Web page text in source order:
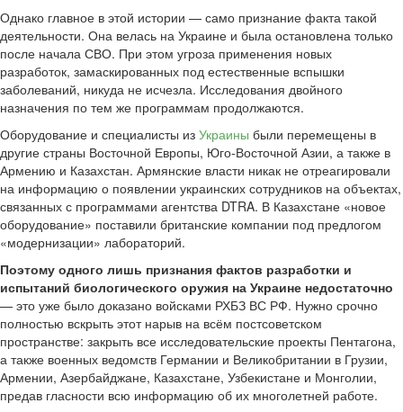
Однако главное в этой истории — само признание факта такой
деятельности. Она велась на Украине и была остановлена только
после начала СВО. При этом угроза применения новых
разработок, замаскированных под естественные вспышки
заболеваний, никуда не исчезла. Исследования двойного
назначения по тем же программам продолжаются.
Оборудование и специалисты из Украины были перемещены в
другие страны Восточной Европы, Юго-Восточной Азии, а также в
Армению и Казахстан. Армянские власти никак не отреагировали
на информацию о появлении украинских сотрудников на объектах,
связанных с программами агентства DTRA. В Казахстане «новое
оборудование» поставили британские компании под предлогом
«модернизации» лабораторий.
Поэтому одного лишь признания фактов разработки и
испытаний биологического оружия на Украине недостаточно
— это уже было доказано войсками РХБЗ ВС РФ. Нужно срочно
полностью вскрыть этот нарыв на всём постсоветском
пространстве: закрыть все исследовательские проекты Пентагона,
а также военных ведомств Германии и Великобритании в Грузии,
Армении, Азербайджане, Казахстане, Узбекистане и Монголии,
предав гласности всю информацию об их многолетней работе.